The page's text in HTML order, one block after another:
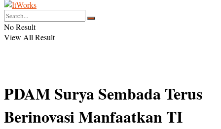
No Result
View All Result
PDAM Surya Sembada Terus
Berinovasi Manfaatkan TI